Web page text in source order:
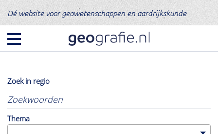
Dé website voor geowetenschappen en aardrijkskunde
Zoek in regio
Er
worden
alleen
resultaten
uit
Thema